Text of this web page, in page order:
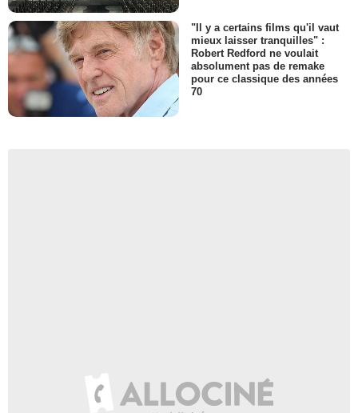
"Il y a certains films qu'il vaut
mieux laisser tranquilles" :
Robert Redford ne voulait
absolument pas de remake
pour ce classique des années
70